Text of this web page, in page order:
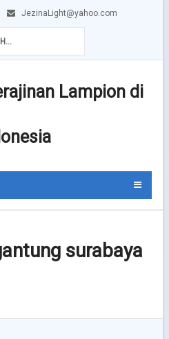
JezinaLight@yahoo.com
Lampion di
surabaya